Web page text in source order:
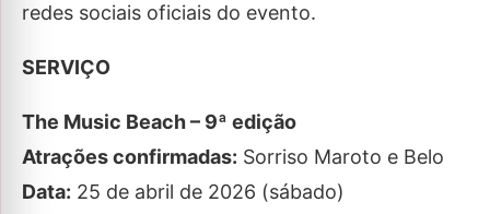
redes sociais oficiais do evento.
SERVIÇO
The Music Beach – 9ª edição
Atrações confirmadas: Sorriso Maroto e Belo
Data: 25 de abril de 2026 (sábado)